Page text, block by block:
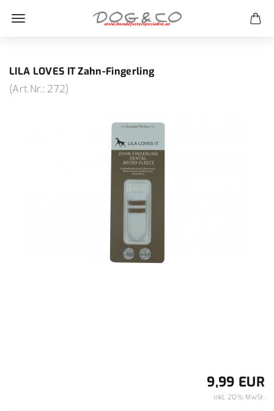
LILA LOVES IT Zahn-Fingerling
(Art.Nr.: 272)
9,99 EUR
inkl. 20% MwSt.